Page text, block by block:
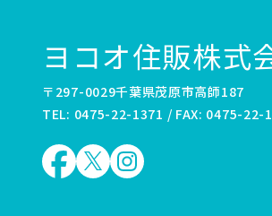
ヨコオ住販株式
〒297-0029千葉県茂原市高師187
TEL: 0475-22-1371 / FAX: 0475-22-